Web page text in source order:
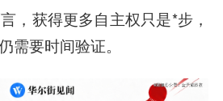
，获得更多自主权只是*步，
需要时间验证。